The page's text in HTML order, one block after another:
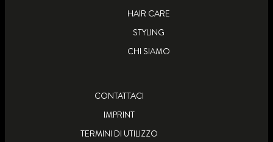
HAIR CARE
STYLING
CHI SIAMO
CONTATTACI
IMPRINT
TERMINI DI UTILIZZO